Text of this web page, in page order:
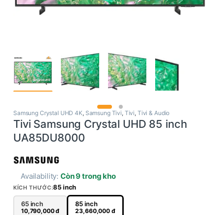
Samsung Crystal UHD 4K, Samsung Tivi, Tivi, Tivi & Audio
Tivi Samsung Crystal UHD 85 inch
UA85DU8000
Availability:Còn 9 trong kho
KÍCH THƯỚC:85 inch
65 inch
10,790,000đ
85 inch
23,660,000 đ